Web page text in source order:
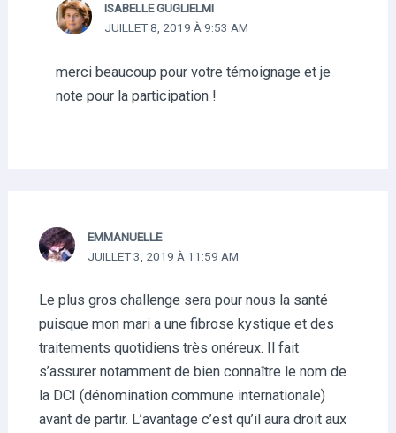
ISABELLE GUGLIELMI
JUILLET 8, 2019 À 9:53 AM
merci beaucoup pour votre témoignage et je
note pour la participation !
EMMANUELLE
JUILLET 3, 2019 À 11:59 AM
Le plus gros challenge sera pour nous la santé
puisque mon mari a une fibrose kystique et des
traitements quotidiens très onéreux. Il fait
s’assurer notamment de bien connaître le nom de
la DCI (dénomination commune internationale)
avant de partir. L’avantage c’est qu’il aura droit aux